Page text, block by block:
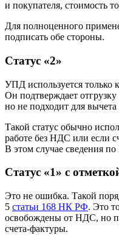
и покупателя, стоимость
Для полноценного
подписать обе стороны.
Статус «2»
УПД используется только
Он подтверждает отгрузку
но не подходит для
Такой статус обычно
работе без НДС или если
В этом случае сведения
Статус «1» с
Это не ошибка. Такой
5 статьи 168 НК РФ. Это
освобождены от НДС, но
счета‑фактуры.